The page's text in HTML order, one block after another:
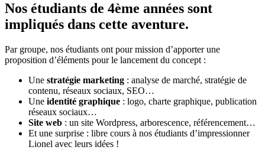
Nos étudiants de 4ème années sont
impliqués dans cette aventure.
Par groupe, nos étudiants ont pour mission d’apporter une
proposition d’éléments pour le lancement du concept :
Une stratégie marketing : analyse de marché, stratégie de
contenu, réseaux sociaux, SEO…
Une identité graphique : logo, charte graphique, publication
réseaux sociaux…
Site web : un site Wordpress, arborescence, référencement…
Et une surprise : libre cours à nos étudiants d’impressionner
Lionel avec leurs idées !